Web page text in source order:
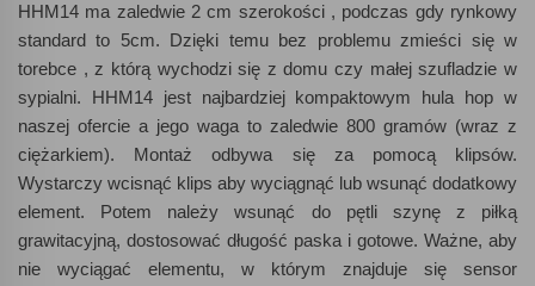
HHM14 ma zaledwie 2 cm szerokości , podczas gdy rynkowy
standard to 5cm. Dzięki temu bez problemu zmieści się w
torebce , z którą wychodzi się z domu czy małej szufladzie w
sypialni. HHM14 jest najbardziej kompaktowym hula hop w
naszej ofercie a jego waga to zaledwie 800 gramów (wraz z
ciężarkiem). Montaż odbywa się za pomocą klipsów.
Wystarczy wcisnąć klips aby wyciągnąć lub wsunąć dodatkowy
element. Potem należy wsunąć do pętli szynę z piłką
grawitacyjną, dostosować długość paska i gotowe. Ważne, aby
nie wyciągać elementu, w którym znajduje się sensor